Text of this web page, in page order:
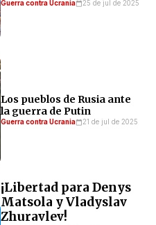
Guerra contra Ucrania 25 de jul de 2025
Los pueblos de Rusia ante
la guerra de Putin
Guerra contra Ucrania 21 de jul de 2025
¡Libertad para Denys
Matsola y Vladyslav
Zhuravlev!